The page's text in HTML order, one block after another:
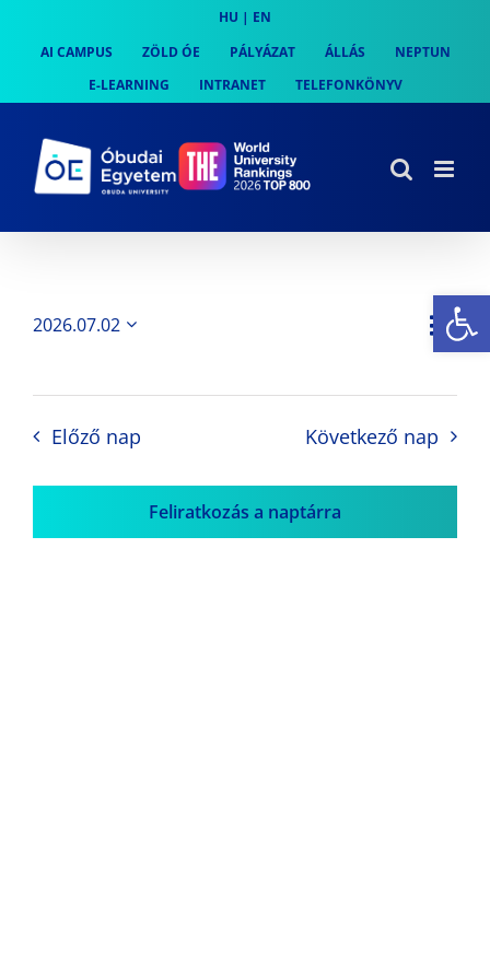
content
HU | EN
AI CAMPUS
ZÖLD ÓE PÁLYÁZAT ÁLLÁS
NEPTUN
E-LEARNING
INTRANET TELEFONKÖNYV
Nap
2026.07.02
Előző nap Következő nap
Feliratkozás a naptárra